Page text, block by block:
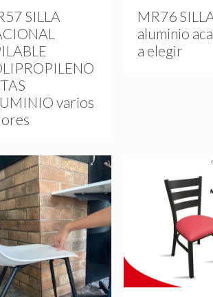
SILLA
varios
MR76
aluminio
a elegir